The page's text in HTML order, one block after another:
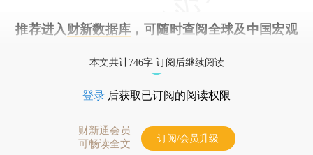
推荐进入 财新数据库 ，可随时查阅全球及中国宏观
本文共计746字 订阅后继续阅读
登录 后获取已订阅的阅读权限
财新通会员
可畅读全文
订阅/会员升级